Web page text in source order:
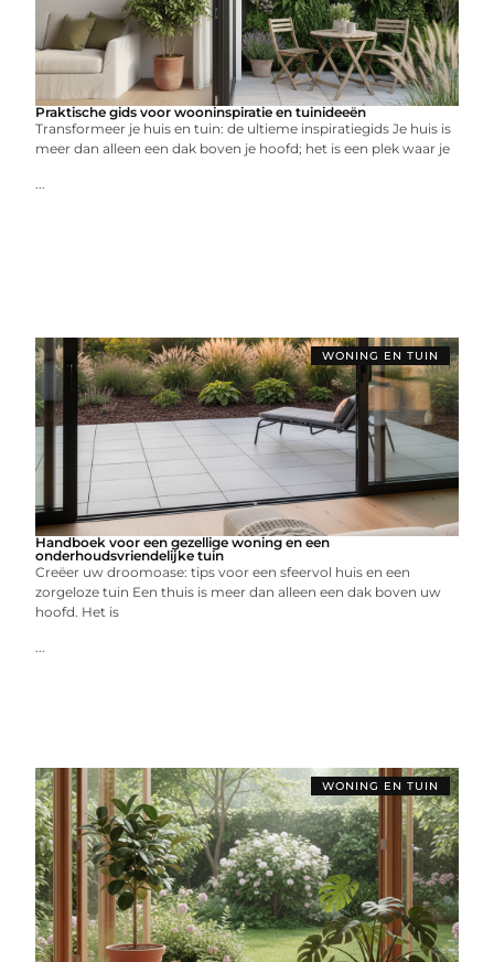
Praktische gids voor wooninspiratie en tuinideeën
Transformeer je huis en tuin: de ultieme inspiratiegids Je huis is
meer dan alleen een dak boven je hoofd; het is een plek waar je
...
WONING EN TUIN
Handboek voor een gezellige woning en een
onderhoudsvriendelijke tuin
Creëer uw droomoase: tips voor een sfeervol huis en een
zorgeloze tuin Een thuis is meer dan alleen een dak boven uw
hoofd. Het is
...
WONING EN TUIN